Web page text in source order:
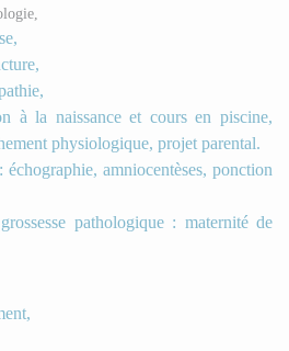
à la naissance et cours en piscine,
physiologique, projet parental.
amniocentèses, ponction
pathologique : maternité de